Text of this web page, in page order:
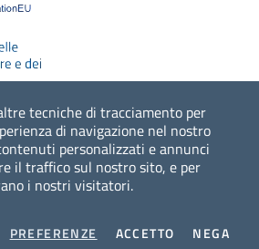
tecniche di tracciamento per
di navigazione nel nostro
personalizzati e annunci
il traffico sul nostro sito, e per
i nostri visitatori.
PREFERENZE COOKIES
ACCETTO I COOKIES
NEGAI
Scopri di più